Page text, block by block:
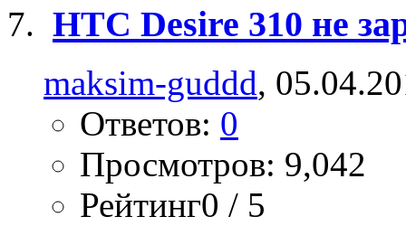
HTC Desire 310 не
maksim-guddd,
Ответов: 0
Просмотров: 9,042
Рейтинг0 / 5